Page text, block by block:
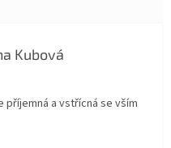
Kubová
5 z 5 hvězdiček.
příjemná a vstřícná se vším